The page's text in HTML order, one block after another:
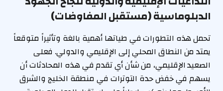
الدبلوماسية (مستقبل المفاوضات)
تحمل هذه التطورات في طياتها أهمية بالغة وتأثيراً متوقعاً
يمتد من النطاق المحلي إلى الإقليمي والدولي. فعلى
الصعيد الإقليمي، من شأن أي تقدم في هذه المحادثات أن
يسهم في خفض حدة التوترات في منطقة الخليج والشرق